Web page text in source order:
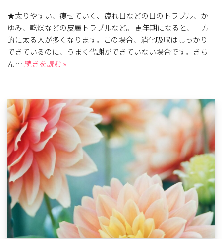
★太りやすい、痩せていく、疲れ目などの目のトラブル、か
ゆみ、乾燥などの皮膚トラブルなど。 更年期になると、一方
的に太る人が多くなります。この場合、消化吸収はしっかり
できているのに、うまく代謝ができていない場合です。きち
ん… 続きを読む »